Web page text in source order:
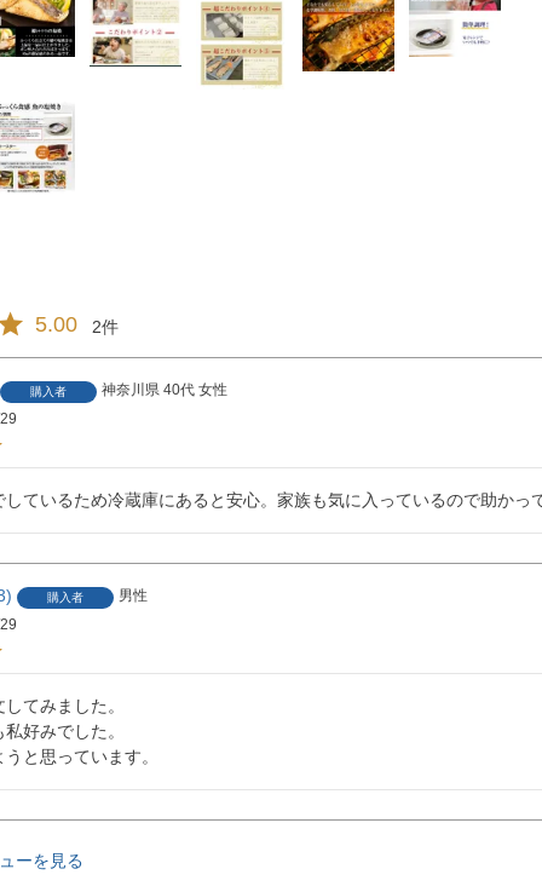
5.00 2
購入者 神奈川県 40代 女性
しているため冷蔵庫にあると安心。家族も気に入っているので助かっ
購入者
男性
てみました。
好みでした。
と思っています。
ーを見る